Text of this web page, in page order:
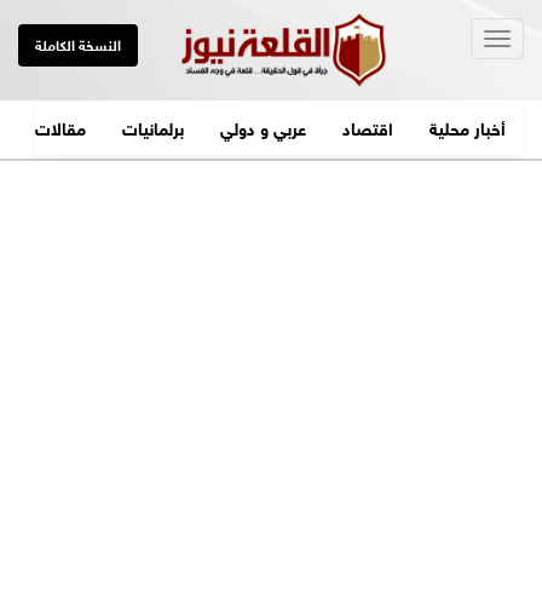
النسخة الكاملة
أخبار محلية اقتصاد عربي و دولي برلمانيات مقالات